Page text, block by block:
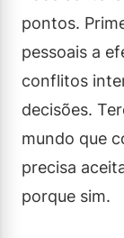
pontos.
pessoais a
conflitos
decisões.
mundo que
precisa
porque sim.